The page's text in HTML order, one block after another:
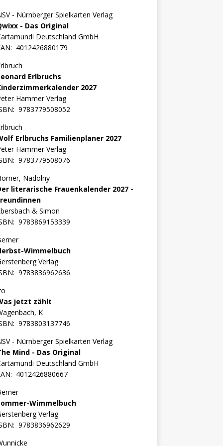
- Nürnberger Spielkarten Verlag
- Das Original
Deutschland GmbH
4012426880179
Erlbruchs
2027
Hammer Verlag
9783779508052
Erlbruchs Familienplaner 2027
Hammer Verlag
9783779508076
Nadolny
literarische Frauenkalender 2027 -
& Simon
9783869153339
Wimmelbuch
Verlag
9783836962636
jetzt zählt
K
9783803137746
- Nürnberger Spielkarten Verlag
Mind - Das Original
Deutschland GmbH
4012426880667
Wimmelbuch
Verlag
9783836962629